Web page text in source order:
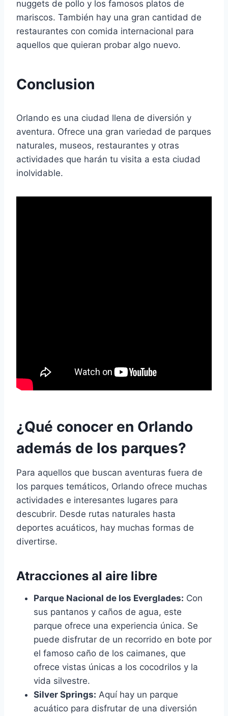
nuggets de pollo y los famosos platos de
mariscos. También hay una gran cantidad de
restaurantes con comida internacional para
aquellos que quieran probar algo nuevo.
Conclusion
Orlando es una ciudad llena de diversión y
aventura. Ofrece una gran variedad de parques
naturales, museos, restaurantes y otras
actividades que harán tu visita a esta ciudad
inolvidable.
¿Qué conocer en Orlando
además de los parques?
Para aquellos que buscan aventuras fuera de
los parques temáticos, Orlando ofrece muchas
actividades e interesantes lugares para
descubrir. Desde rutas naturales hasta
deportes acuáticos, hay muchas formas de
divertirse.
Atracciones al aire libre
Parque Nacional de los Everglades: Con
sus pantanos y caños de agua, este
parque ofrece una experiencia única. Se
puede disfrutar de un recorrido en bote por
el famoso caño de los caimanes, que
ofrece vistas únicas a los cocodrilos y la
vida silvestre.
Silver Springs: Aquí hay un parque
acuático para disfrutar de una diversión